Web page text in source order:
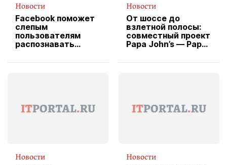
Новости
Facebook поможет
слепым
пользователям
распознавать
Новости
От шоссе до
взлетной полосы:
совместный проект
Papa John’s — Papa
вводит
Новости Новости